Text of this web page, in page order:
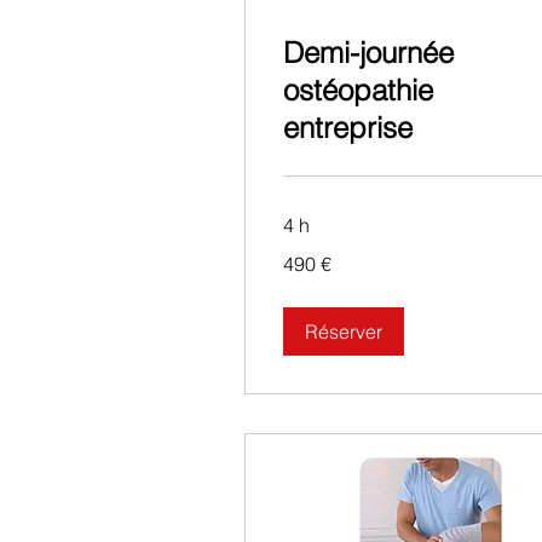
Demi-journée
ostéopathie
entreprise
4 h
euros
490 €
Réserver